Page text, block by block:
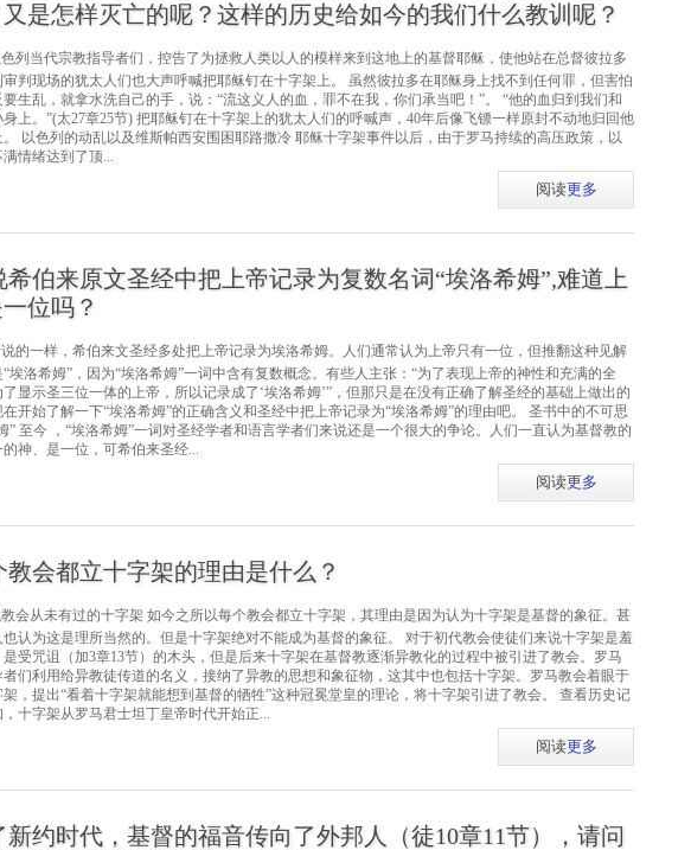
是怎样灭亡的呢？这样的历史给如今的我们什么教训呢？
列当代宗教指导者们，控告了为拯救人类以人的模样来到这地上的基督耶稣，使他站在总督彼拉多
判现场的犹太人们也大声呼喊把耶稣钉在十字架上。 虽然彼拉多在耶稣身上找不到任何罪，但害怕
生乱，就拿水洗自己的手，说：“流这义人的血，罪不在我，你们承当吧！”。 “他的血归到我们和
上。”(太27章25节) 把耶稣钉在十字架上的犹太人们的呼喊声，40年后像飞镖一样原封不动地归回他
以色列的动乱以及维斯帕西安围困耶路撒冷 耶稣十字架事件以后，由于罗马持续的高压政策，以
情绪达到了顶...
阅读更多
希伯来原文圣经中把上帝记录为复数名词“埃洛希姆”,难道上
位吗？
的一样，希伯来文圣经多处把上帝记录为埃洛希姆。人们通常认为上帝只有一位，但推翻这种见解
埃洛希姆”，因为“埃洛希姆”一词中含有复数概念。有些人主张：“为了表现上帝的神性和充满的全
显示圣三位一体的上帝，所以记录成了‘埃洛希姆’”，但那只是在没有正确了解圣经的基础上做出的
开始了解一下“埃洛希姆”的正确含义和圣经中把上帝记录为“埃洛希姆”的理由吧。 圣书中的不可思
” 至今 ，“埃洛希姆”一词对圣经学者和语言学者们来说还是一个很大的争论。人们一直认为基督教的
神、是一位，可希伯来圣经...
阅读更多
教会都立十字架的理由是什么？
会从未有过的十字架 如今之所以每个教会都立十字架，其理由是因为认为十字架是基督的象征。甚
认为这是理所当然的。但是十字架绝对不能成为基督的象征。 对于初代教会使徒们来说十字架是羞
受咒诅（加3章13节）的木头，但是后来十字架在基督教逐渐异教化的过程中被引进了教会。罗马
们利用给异教徒传道的名义，接纳了异教的思想和象征物，这其中也包括十字架。罗马教会着眼于
，提出“看着十字架就能想到基督的牺牲”这种冠冕堂皇的理论，将十字架引进了教会。 查看历史记
十字架从罗马君士坦丁皇帝时代开始正...
阅读更多
新约时代，基督的福音传向了外邦人（徒10章11节），请问